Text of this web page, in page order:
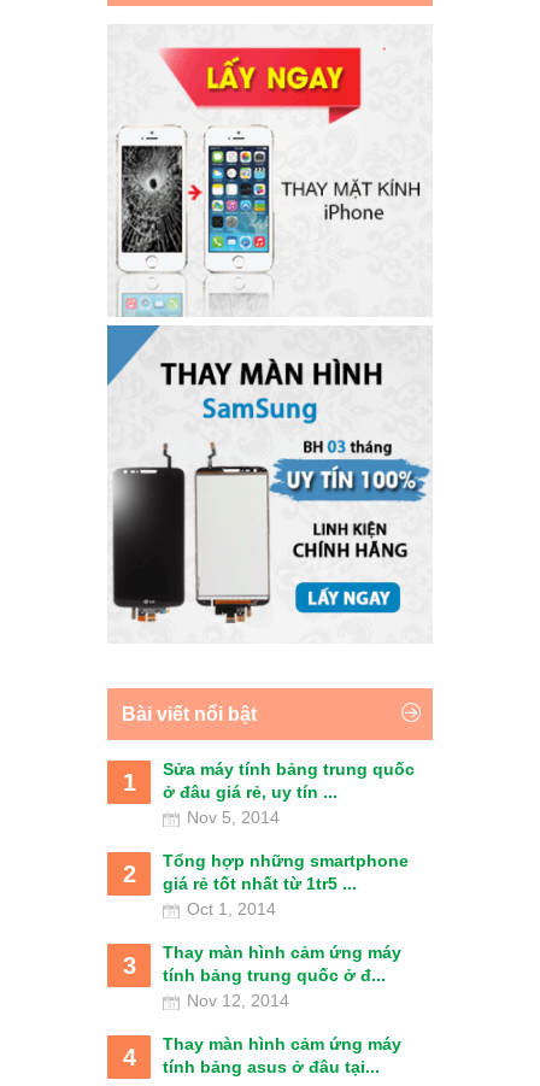
Bài viết nổi bật
1
Sửa máy tính bảng trung quốc
ở đâu giá rẻ, uy tín ...
Nov 5, 2014
2
Tổng hợp những smartphone
giá rẻ tốt nhất từ 1tr5 ...
Oct 1, 2014
3
Thay màn hình cảm ứng máy
tính bảng trung quốc ở đ...
Nov 12, 2014
4
Thay màn hình cảm ứng máy
tính bảng asus ở đâu tại...